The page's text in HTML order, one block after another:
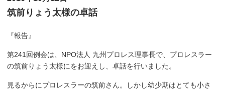
筑前りょう太様の卓話
『報告』
第241回例会は、NPO法人 九州プロレス理事長で、プロレスラー
の筑前りょう太様にをお迎えし、卓話を行いました。
見るからにプロレスラーの筑前さん。しかし幼少期はとても小さ